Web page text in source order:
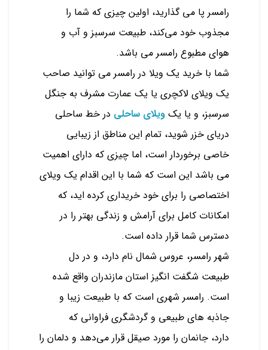
رامسر پا می گذارید، اولین چیزی که شما را
مجذوب خود می‌کند، طبیعت سرسبز و آب و
هوای مطبوع رامسر می باشد.
شما با خرید یک ویلا در رامسر می توانید صاحب
یک ویلای لاکچری یا یک عمارت مشرف به جنگل
سرسبز، و یا یک ویلای ساحلی در خط ساحلی
دریای خزر شوید، تمام این مناطق از زیبایی
خاصی برخوردار است، اما چیزی که دارای اهمیت
می باشد این است که شما با این اقدام یک ویلای
اختصاصی را برای خود خریداری کرده اید، که
امکانات کامل برای آرامش و زندگی بهتر را در
دسترس شما قرار داده است.
شهر رامسر، عروس شمال نام دارد، و در دل
طبیعت شگفت انگیز استان مازندران واقع شده
است. رامسر شهری است که با طبیعت زیبا و
جاذبه های طبیعی و گردشگری فراوانی که
دارد، جانمان را مورد صیقل قرار می‌دهد و دلمان را